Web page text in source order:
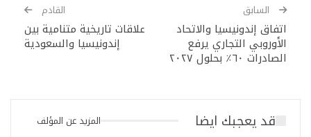
السابق
اتفاق إندونيسيا والاتحاد
الأوروبي التجاري يرفع
الصادرات ٦٠٪ بحلول ٢٠٢٧
القادم
علاقات تاريخية متنامية بين
إندونيسيا والسعودية
قد يعجبك ايضا المزيد عن المؤلف